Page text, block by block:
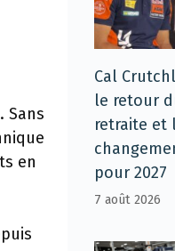
Sans
en
Cal
le retour
retraite et
pour 2027
7 août 2026